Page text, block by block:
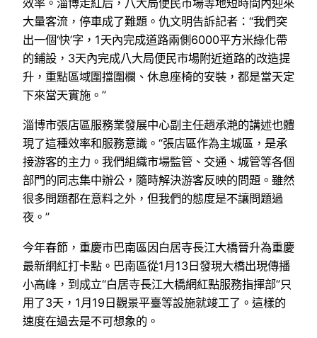
效率。淄博走紅后，八大局便民市場等地短時間內迎來
大量客流，停車成了難題。仇文明告訴記者：“我們突
出一個‘快’字，1天內完成道路兩側6000平方米綠化帶
的鋪設，3天內完成八大局便民市場附近道路的改造提
升，重點區域圍擋圍欄、休息座椅的安裝，都是當天定
下來當天實施。”
淄博市張店區服務業發展中心副主任趙承滟的講述也體
現了這種效率和服務意識。“張店區作為主城區，是承
接游客的主力。我們組織市場監管、交通、城管等各個
部門的同志集中辦公，隨時解決游客反映的問題。雖然
很多問題都在意料之外，但我們的態度是不讓問題過
夜。”
今年春節，重慶市巴南區因白居寺長江大橋晉升為重慶
最新網紅打卡點。巴南區從1月13日發現大橋出現傳播
小高峰，到成立“白居寺長江大橋網紅點服務指揮部”只
用了3天，1月19日觀景平臺等設施就竣工了。這樣的
速度在過去是不可想象的。